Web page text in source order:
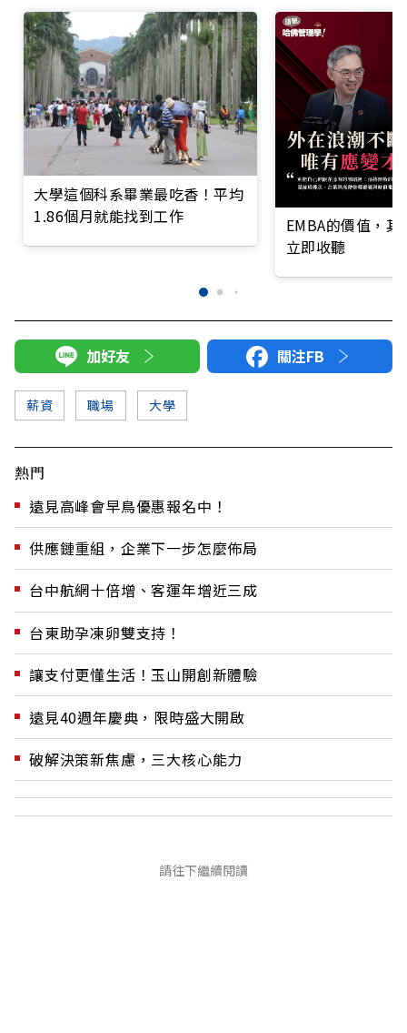
大學這個科系畢業最吃香！平均
1.86個月就能找到工作
EMBA的價值，
立即收聽
加好友 關注FB
薪資 職場 大學
熱門
遠見高峰會早鳥優惠報名中！
供應鏈重組，企業下一步怎麼佈局
台中航網十倍增、客運年增近三成
台東助孕凍卵雙支持！
讓支付更懂生活！玉山開創新體驗
遠見40週年慶典，限時盛大開啟
破解決策新焦慮，三大核心能力
請往下繼續閱讀